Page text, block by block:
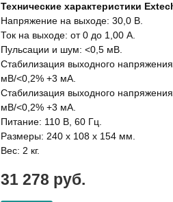
Технические характеристики
Напряжение на выходе: 30,0 В.
Ток на выходе: от 0 до 1,00 А.
Пульсации и шум: <0,5 мВ.
Стабилизация выходного
мВ/<0,2% +3 мA.
Стабилизация выходного
мВ/<0,2% +3 мA.
Питание: 110 В, 60 Гц.
Размеры: 240 x 108 x 154 мм.
Вес: 2 кг.
31 278 руб.